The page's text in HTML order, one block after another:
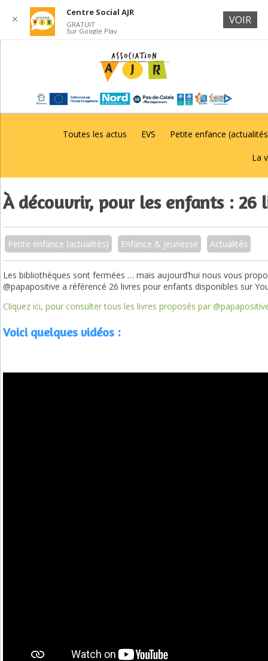
Toutes les actus EVS Petite enfance
La
À découvrir, pour les enfants :
Petite enfance (actualités) Enfance & jeunesse Actualités
Les bibliothèques sont fermées … mais aujourd’hui nous vous
@papapositive a référencé 26 livres pour enfants disponibles sur
Cliquez ici, pour consulter tous les livres proposés par
Voici quelques vidéos :
✕
Centre Social AJR
GRATUIT
Sur Google Play
VOIR